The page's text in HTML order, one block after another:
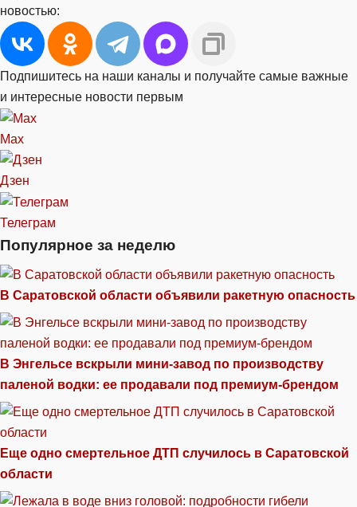
новостью:
Подпишитесь на наши каналы и получайте самые важные
и интересные новости первым
Max
Дзен
Телеграм
Популярное за неделю
В Саратовской области объявили ракетную опасность
В Энгельсе вскрыли мини-завод по производству
паленой водки: ее продавали под премиум-брендом
Еще одно смертельное ДТП случилось в Саратовской
области